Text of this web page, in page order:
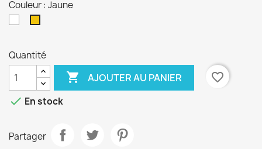
Couleur : Jaune
Quantité
 AJOUTER AU PANIER
favorite_border
 En stock
Partager